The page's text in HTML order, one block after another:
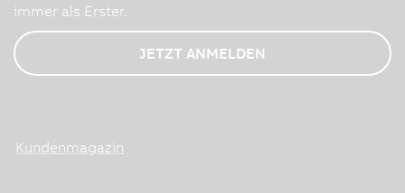
immer als Erster.
JETZT ANMELDEN
Kundenmagazin